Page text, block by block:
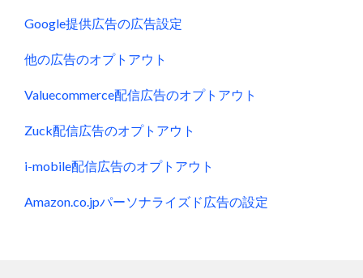
Google提供広告の広告設定
他の広告のオプトアウト
Valuecommerce配信広告のオプトアウト
Zuck配信広告のオプトアウト
i-mobile配信広告のオプトアウト
Amazon.co.jpパーソナライズド広告の設定